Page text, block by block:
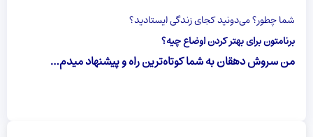
شما چطور؟ می‌دونید کجای زندگی ایستادید؟
برنامتون برای بهتر کردن اوضاع چیه؟
من سروش دهقان به شما کوتاه‌ترین راه و پیشنهاد میدم…